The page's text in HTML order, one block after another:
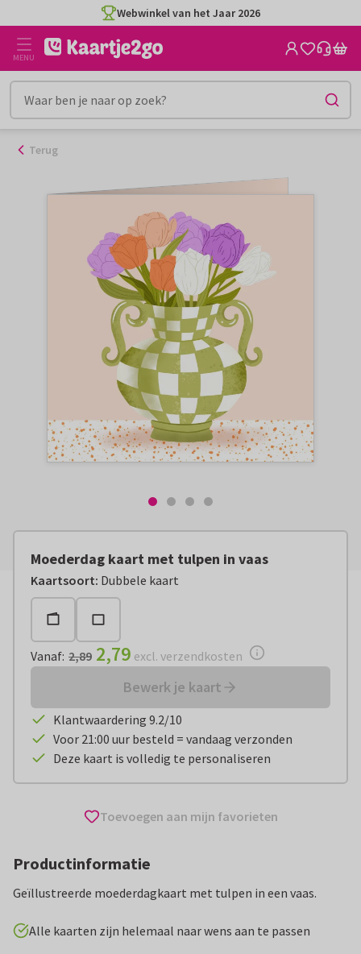
naar
inhoud
Webwinkel van het Jaar 2026
MENU
Terug
Moederdag kaart met tulpen in vaas
Kaartsoort: Dubbele kaart
Vanaf:€ 2,79 excl. verzendkosten
Vanaf: 2,89 2,79 excl. verzendkosten
Bewerk je kaart
Klantwaardering 9.2/10
Voor 21:00 uur besteld = vandaag verzonden
Deze kaart is volledig te personaliseren
Toevoegen aan mijn favorieten
Productinformatie
Geïllustreerde moederdagkaart met tulpen in een vaas.
Alle kaarten zijn helemaal naar wens aan te passen